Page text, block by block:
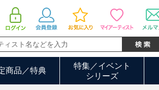
商品／特典
特集／イベント
シリーズ